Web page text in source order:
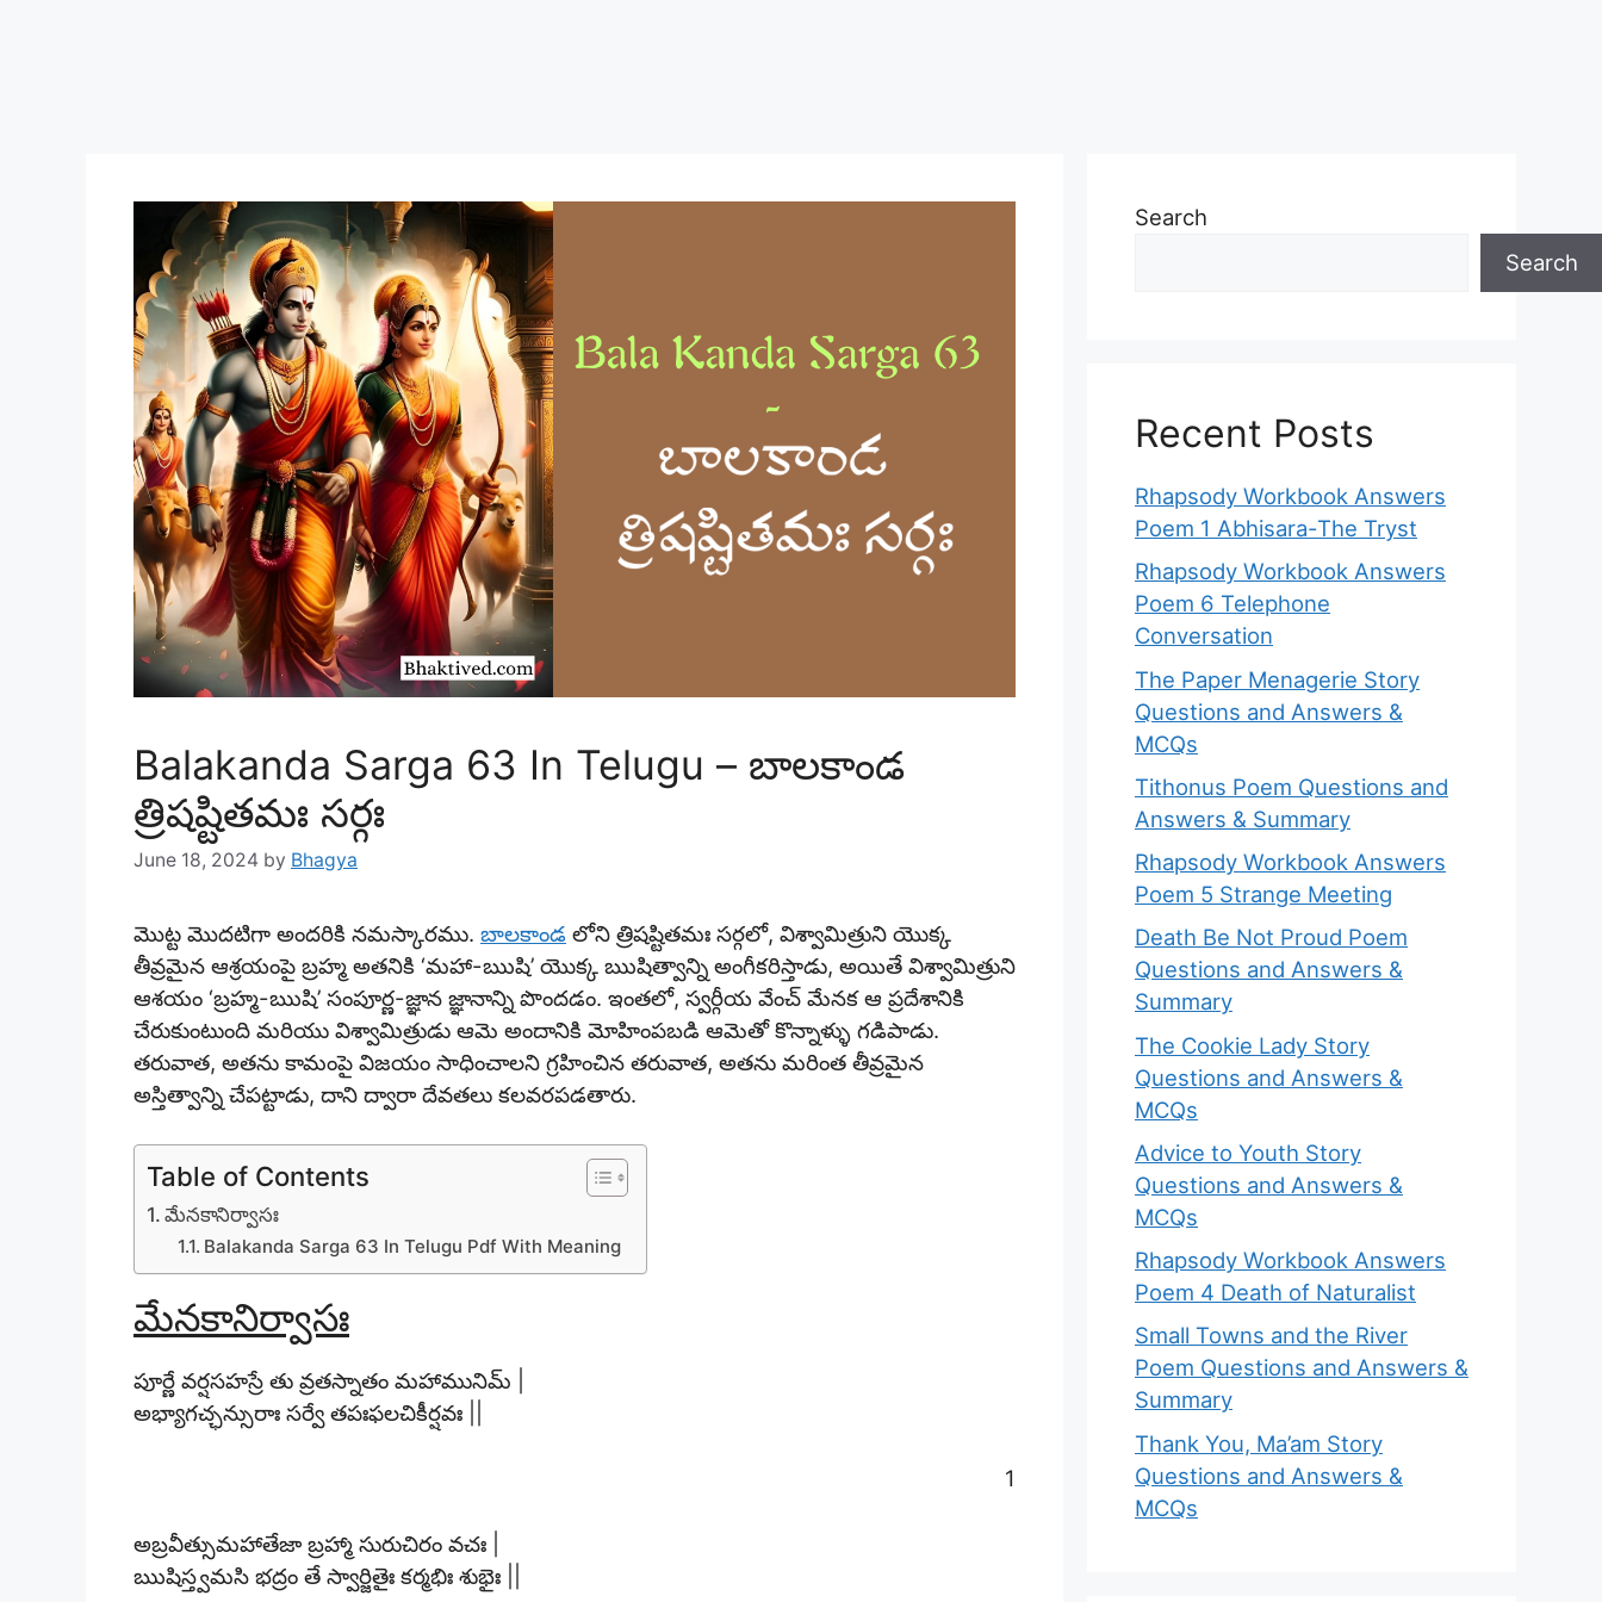
Balakanda Sarga 63 In Telugu – బాలకాండ
త్రిషష్టితమః సర్గః
June 18, 2024 by Bhagya
మొట్ట మొదటిగా అందరికి నమస్కారము. బాలకాండ లోని త్రిషష్టితమః సర్గలో, విశ్వామిత్రుని యొక్క
తీవ్రమైన ఆశ్రయంపై బ్రహ్మ అతనికి ‘మహా-ఋషి’ యొక్క ఋషిత్వాన్ని అంగీకరిస్తాడు, అయితే విశ్వామిత్రుని
ఆశయం ‘బ్రహ్మ-ఋషి’ సంపూర్ణ-జ్ఞాన జ్ఞానాన్ని పొందడం. ఇంతలో, స్వర్గీయ వేంచ్ మేనక ఆ ప్రదేశానికి
చేరుకుంటుంది మరియు విశ్వామిత్రుడు ఆమె అందానికి మోహింపబడి ఆమెతో కొన్నాళ్ళు గడిపాడు.
తరువాత, అతను కామంపై విజయం సాధించాలని గ్రహించిన తరువాత, అతను మరింత తీవ్రమైన
అస్తిత్వాన్ని చేపట్టాడు, దాని ద్వారా దేవతలు కలవరపడతారు.
Table of Contents
మేనకానిర్వాసః
Balakanda Sarga 63 In Telugu Pdf With Meaning
మేనకానిర్వాసః
పూర్ణే వర్షసహస్రే తు వ్రతస్నాతం మహామునిమ్ |
అభ్యాగచ్ఛన్సురాః సర్వే తపఃఫలచికీర్షవః ||
1
అబ్రవీత్సుమహాతేజా బ్రహ్మా సురుచిరం వచః |
ఋషిస్త్వమసి భద్రం తే స్వార్జితైః కర్మభిః శుభైః ||
Search
Search
Recent Posts
Rhapsody Workbook Answers
Poem 1 Abhisara-The Tryst
Rhapsody Workbook Answers
Poem 6 Telephone
Conversation
The Paper Menagerie Story
Questions and Answers &
MCQs
Tithonus Poem Questions and
Answers & Summary
Rhapsody Workbook Answers
Poem 5 Strange Meeting
Death Be Not Proud Poem
Questions and Answers &
Summary
The Cookie Lady Story
Questions and Answers &
MCQs
Advice to Youth Story
Questions and Answers &
MCQs
Rhapsody Workbook Answers
Poem 4 Death of Naturalist
Small Towns and the River
Poem Questions and Answers &
Summary
Thank You, Ma’am Story
Questions and Answers &
MCQs